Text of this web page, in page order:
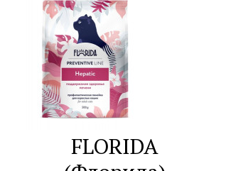
FLORIDA